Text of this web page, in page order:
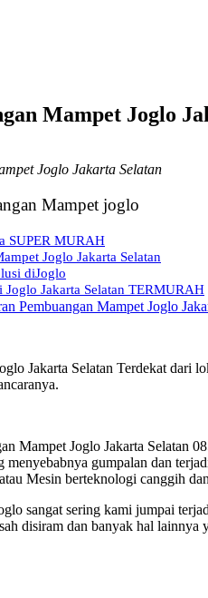
Mampet Joglo
Joglo Jakarta Selatan
Mampet joglo
SUPER MURAH
Joglo Jakarta Selatan
diJoglo
Joglo Jakarta Selatan TERMURAH
Pembuangan Mampet Joglo
Jakarta Selatan Terdekat
Mampet Joglo Jakarta Selatan
menyebabnya gumpalan dan
Mesin berteknologi canggih
sangat sering kami jumpai
disiram dan banyak hal lainnya